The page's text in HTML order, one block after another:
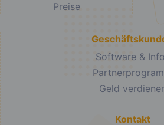
Preise
Software &
Geld
Kontakt